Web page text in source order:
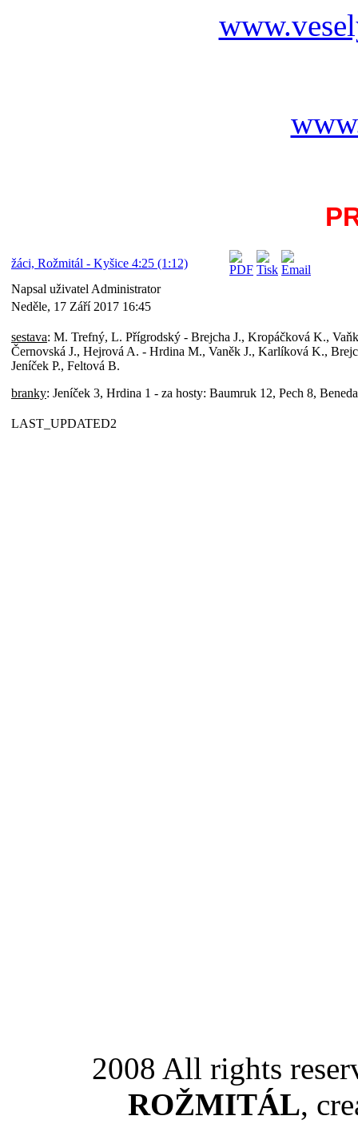
žáci, Rožmitál - Kyšice 4:25 (1:12)
Napsal uživatel Administrator
Neděle, 17 Září 2017 16:45
sestava: M. Trefný, L. Přígrodský - Brejcha J., Kropáčková K.,
Černovská J., Hejrová A. - Hrdina M., Vaněk J., Karlíková K.,
Jeníček P., Feltová B.
branky: Jeníček 3, Hrdina 1 - za hosty: Baumruk 12, Pech 8,
LAST_UPDATED2
2008 All rights
ROŽMITÁL,